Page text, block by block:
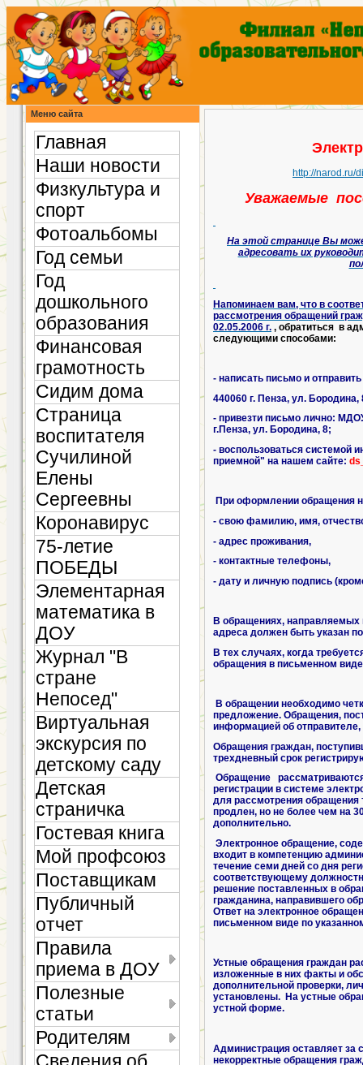
Меню сайта
Главная
Наши новости
Физкультура и
спорт
Фотоальбомы
Год семьи
Год
дошкольного
образования
Финансовая
грамотность
Сидим дома
Страница
воспитателя
Сучилиной
Елены
Сергеевны
Коронавирус
75-летие
ПОБЕДЫ
Элементарная
математика в
ДОУ
Журнал "В
стране
Непосед"
Виртуальная
экскурсия по
детскому саду
Детская
страничка
Гостевая книга
Мой профсоюз
Поставщикам
Публичный
отчет
Правила
приема в ДОУ
Полезные
статьи
Родителям
Сведения об
http://narod.ru/
Уважаемые
На этой странице Вы
адресовать их
Напоминаем вам, что в
рассмотрения обращений
02.05.2006 г. , обратиться в
следующими способами:
- написать письмо и
440060 г. Пенза, ул. Бородина,
- привезти письмо лично:
г.Пенза, ул. Бородина, 8;
- воспользоваться системой
приемной" на нашем сайте:
При оформлении обращения
- свою фамилию, имя,
- адрес проживания,
- контактные телефоны,
- дату и личную подпись
В обращениях, направляемых
адреса должен быть указан
В тех случаях, когда
обращения в письменном
В обращении необходимо
предложение. Обращения,
информацией об
Обращения граждан,
трехдневный срок
Обращение
регистрации в системе
для рассмотрения
продлен, но не более чем на
дополнительно.
Электронное обращение,
входит в компетенцию
течение семи дней со дня
соответствующему
решение поставленных в
гражданина, направившего
Ответ на электронное
письменном виде по
Устные обращения граждан
изложенные в них факты и
дополнительной проверки,
установлены. На устные
устной форме.
Администрация оставляет за
некорректные обращения